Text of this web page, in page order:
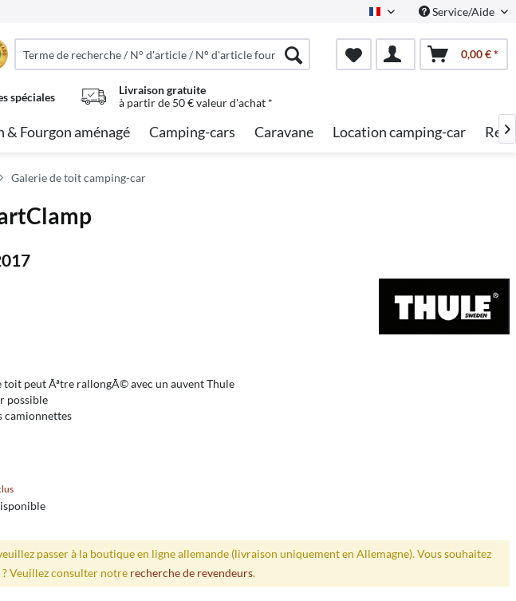
French Service/Aide
0,00 € *
spéciales
Livraison gratuite
à partir de 50 € valeur d'achat *
& Fourgon aménagé Camping-cars Caravane Location camping-car 
Galerie de toit camping-car
toit peut Ãªtre rallongÃ© avec un auvent Thule
possible
camionnettes
passer à la boutique en ligne allemande (livraison uniquement en Allemagne). Vous souhaitez
Veuillez consulter notre recherche de revendeurs.